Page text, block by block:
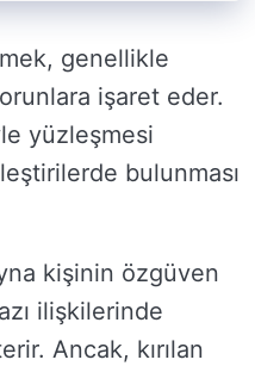
genellikle
işaret eder.
yüzleşmesi
bulunması
kişinin özgüven
ilişkilerinde
Ancak, kırılan